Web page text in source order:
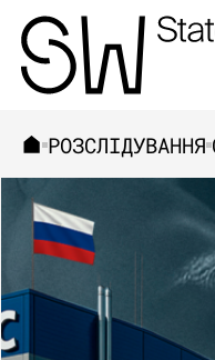
РОЗСЛІДУВАННЯ